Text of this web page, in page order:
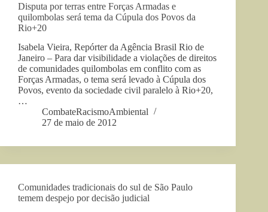
Disputa por terras entre Forças Armadas e
quilombolas será tema da Cúpula dos Povos da
Rio+20
Isabela Vieira, Repórter da Agência Brasil Rio de
Janeiro – Para dar visibilidade a violações de direitos
de comunidades quilombolas em conflito com as
Forças Armadas, o tema será levado à Cúpula dos
Povos, evento da sociedade civil paralelo à Rio+20,
…
CombateRacismoAmbiental
27 de maio de 2012
Comunidades tradicionais do sul de São Paulo
temem despejo por decisão judicial